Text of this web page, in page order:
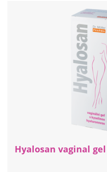
Hyalosan vaginal gel